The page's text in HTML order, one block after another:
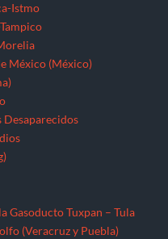
Istmo
México (México)
Desaparecidos
Gasoducto Tuxpan – Tula
(Veracruz y Puebla)